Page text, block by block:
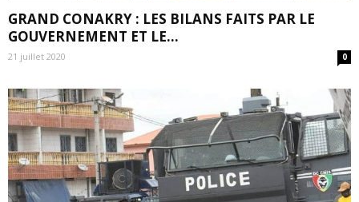
GRAND CONAKRY : LES BILANS FAITS PAR LE
GOUVERNEMENT ET LE...
21 juillet 2020 0